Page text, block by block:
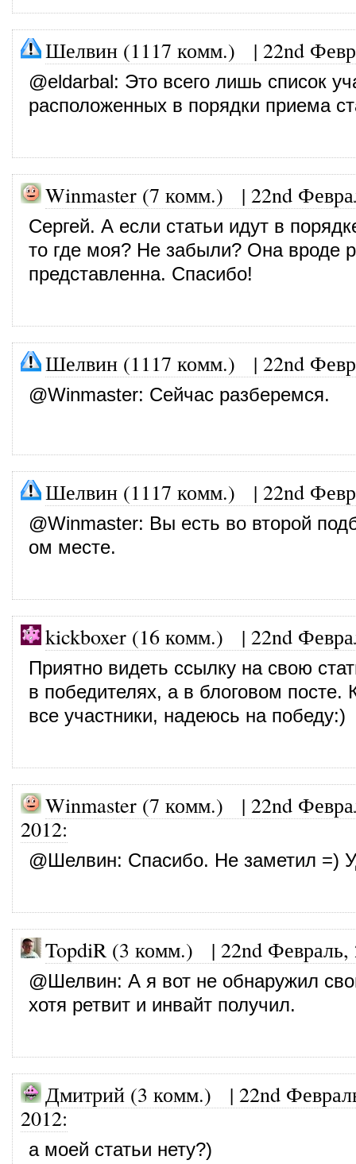
Шелвин (1117 комм.) | 22nd
@eldarbal: Это всего лишь список
расположенных в порядки приема
Winmaster (7 комм.) | 22nd
Сергей. А если статьи идут в
то где моя? Не забыли? Она вроде
представленна. Спасибо!
Шелвин (1117 комм.) | 22nd
@Winmaster: Сейчас разберемся.
Шелвин (1117 комм.) | 22nd
@Winmaster: Вы есть во второй
ом месте.
kickboxer (16 комм.) | 22nd
Приятно видеть ссылку на свою
в победителях, а в блоговом посте.
все участники, надеюсь на победу:)
Winmaster (7 комм.) | 22nd
2012:
@Шелвин: Спасибо. Не заметил =)
TopdiR (3 комм.) | 22nd Февраль,
@Шелвин: А я вот не обнаружил
хотя ретвит и инвайт получил.
Дмитрий (3 комм.) | 22nd
2012:
а моей статьи нету?)